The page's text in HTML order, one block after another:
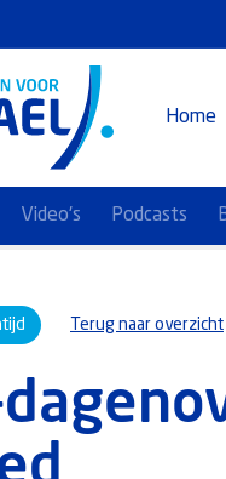
Home
Video's Podcasts
Terug naar overzicht